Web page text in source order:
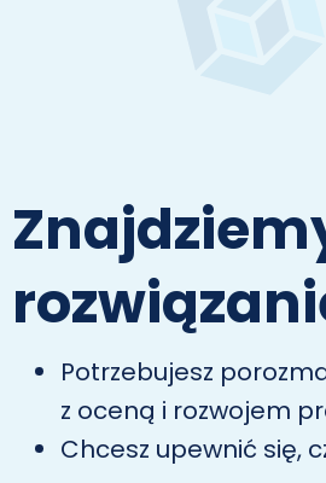
Potrzebujesz
z oceną i rozwojem
Chcesz upewnić się,